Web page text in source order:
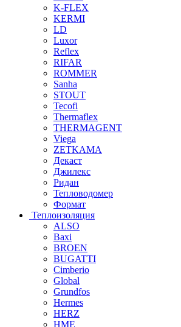
K-FLEX
KERMI
LD
Luxor
Reflex
RIFAR
ROMMER
Sanha
STOUT
Tecofi
Thermaflex
THERMAGENT
Viega
ZETKAMA
Декаст
Джилекс
Ридан
Тепловодомер
Формат
Теплоизоляция
ALSO
Baxi
BROEN
BUGATTI
Cimberio
Global
Grundfos
Hermes
HERZ
HME